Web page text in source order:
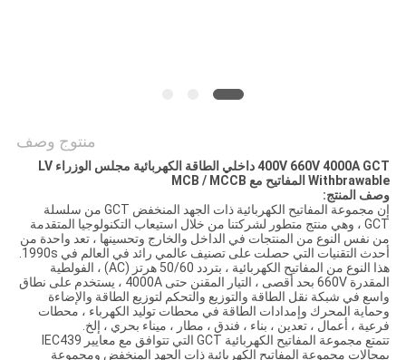
منتوج وصف
400V 660V 4000A GCT داخلي الطاقة الكهربائية مجلس الوزراء LV
Withbrawable المفاتيح مع MCB / MCCB
وصف المنتج:
إن مجموعة المفاتيح الكهربائية ذات الجهد المنخفض GCT من سلسلة
GCT ، وهي منتج متطور لشركتنا من خلال استيعاب التكنولوجيا المتقدمة
من نفس النوع من المنتجات في الداخل والخارج وتحسينها ، تعد واحدة من
أحدث التقنيات التي حصلت على تصنيف عالمي رائد في العالم في 1990s.
هذا النوع من المفاتيح الكهربائية ، بتردد 50/60 هرتز (AC) ، الفولطية
المقدرة 660V بحد أقصى ، التيار المقنن حتى 4000A ، يستخدم على نطاق
واسع في شبكة نقل الطاقة والتوزيع والتحكم لتوزيع الطاقة والإضاءة
وحماية المحرك وإمدادات الطاقة في محطات توليد الكهرباء ، محطات
فرعية ، أعمال ، تعدين ، بناء ، فندق ، مطار ، ميناء بحري ، إلخ.
تتمتع مجموعة المفاتيح الكهربائية GCT التي تتوافق مع معايير IEC439
بمجالات مجموعة المفاتيح الكهربائية ذات الجهد المنخفض ومجموعة